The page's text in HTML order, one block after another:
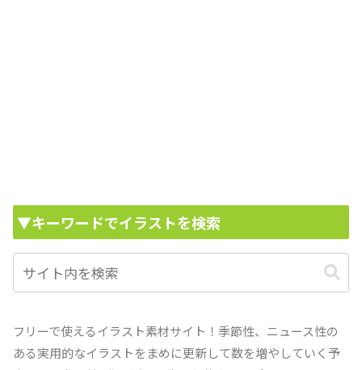
▼キーワードでイラストを検索
フリーで使えるイラスト素材サイト！季節性、ニュース性の
ある実用的なイラストをまめに更新して数を増やしていく予